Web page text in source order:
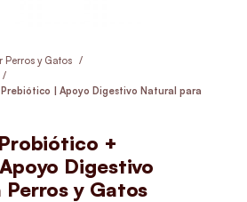
Perros y Gatos
| Apoyo Digestivo Natural para
+
Digestivo
y Gatos